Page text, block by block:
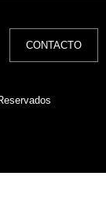
CONTACTO